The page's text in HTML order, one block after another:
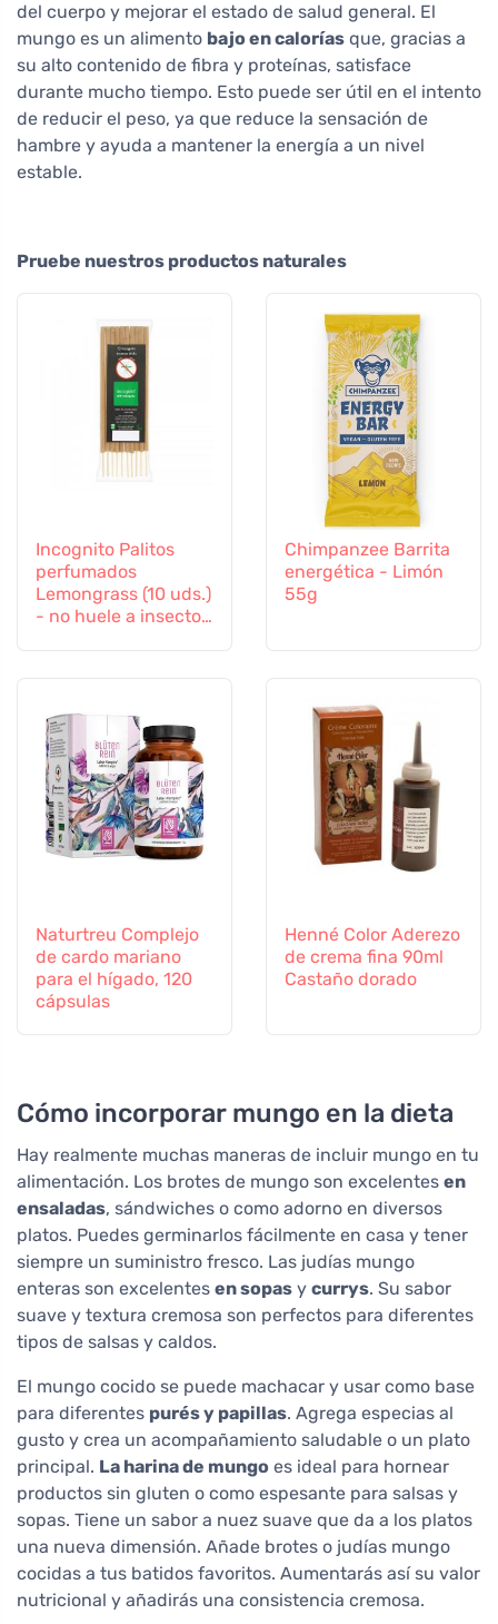
del cuerpo y mejorar el estado de salud general. El
mungo es un alimento bajo en calorías que, gracias a
su alto contenido de fibra y proteínas, satisface
durante mucho tiempo. Esto puede ser útil en el intento
de reducir el peso, ya que reduce la sensación de
hambre y ayuda a mantener la energía a un nivel
estable.
Pruebe nuestros productos naturales
Incognito Palitos
perfumados
Lemongrass (10 uds.)
- no huele a insectos
Chimpanzee Barrita
energética - Limón
55g
Naturtreu Complejo
de cardo mariano
para el hígado, 120
cápsulas
Henné Color Aderezo
de crema fina 90ml
Castaño dorado
Cómo incorporar mungo en la dieta
Hay realmente muchas maneras de incluir mungo en tu
alimentación. Los brotes de mungo son excelentes en
ensaladas, sándwiches o como adorno en diversos
platos. Puedes germinarlos fácilmente en casa y tener
siempre un suministro fresco. Las judías mungo
enteras son excelentes en sopas y currys. Su sabor
suave y textura cremosa son perfectos para diferentes
tipos de salsas y caldos.
El mungo cocido se puede machacar y usar como base
para diferentes purés y papillas. Agrega especias al
gusto y crea un acompañamiento saludable o un plato
principal. La harina de mungo es ideal para hornear
productos sin gluten o como espesante para salsas y
sopas. Tiene un sabor a nuez suave que da a los platos
una nueva dimensión. Añade brotes o judías mungo
cocidas a tus batidos favoritos. Aumentarás así su valor
nutricional y añadirás una consistencia cremosa.